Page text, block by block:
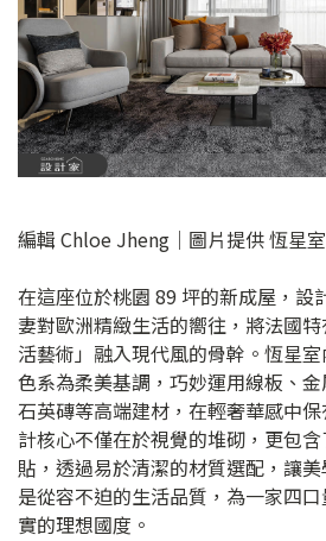
編輯 Chloe Jheng｜圖片提供 恆星
在這座位於桃園 89 坪的新成屋，設
妻對歐洲精緻生活的嚮往，將法國
活藝術」融入現代風的骨幹。恆星
色系為柔美基調，巧妙運用線板、
石英磚等高端建材，在輕奢華感中
計核心不僅在於視覺的堆砌，更包
貼，透過易於清潔的材質選配，讓
是從容不迫的生活品質，為一家四
實的理想國度。